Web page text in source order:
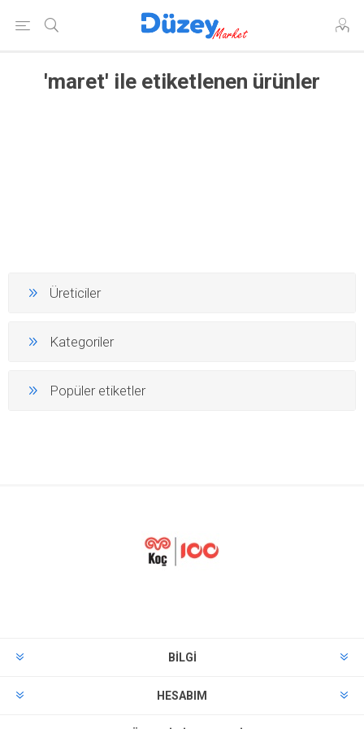
'maret' ile etiketlenen ürünler
Üreticiler
Kategoriler
Popüler etiketler
BILGI
HESABIM